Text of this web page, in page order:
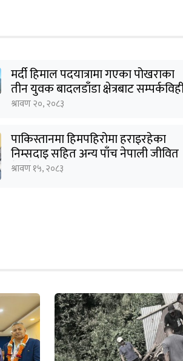
मर्दी हिमाल पदयात्रामा गएका पोखराका
तीन युवक बादलडाँडा क्षेत्रबाट
श्रावण २०, २०८३
पाकिस्तानमा हिमपहिरोमा हराइरहेका
निम्सदाइ सहित अन्य पाँच नेपाली जीवित
भेटिने आशा कमजोर, युक्तको शव
श्रावण १५, २०८३